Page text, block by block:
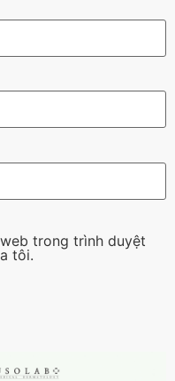
trong trình duyệt
tôi.